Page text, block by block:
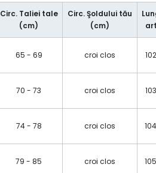
Circ. Taliei tale
(cm)
Circ. Şoldului tău
(cm)
65 - 69 croi clos
70 - 73 croi clos
74 - 78 croi clos
79 - 85 croi clos